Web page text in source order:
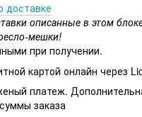
доставке
описанные в этом
мешки!
при получении.
картой онлайн через
платеж.
заказа